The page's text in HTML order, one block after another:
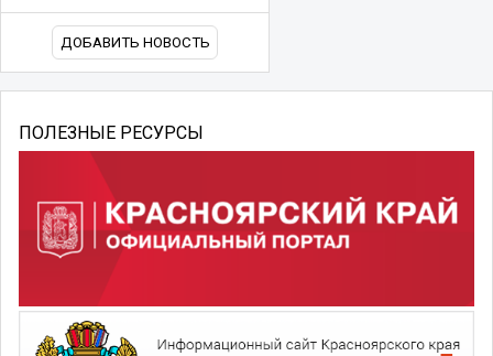
ДОБАВИТЬ НОВОСТЬ
ПОЛЕЗНЫЕ РЕСУРСЫ